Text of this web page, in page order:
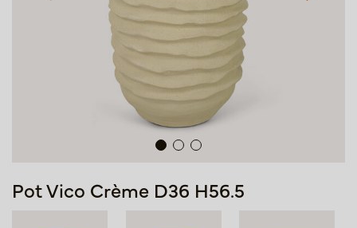
Pot Vico Crème D36 H56.5